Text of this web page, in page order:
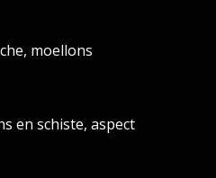
moellons
en schiste, aspect